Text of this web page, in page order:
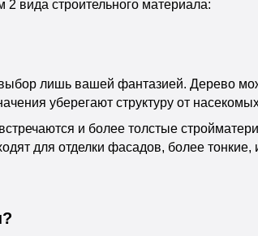
вида строительного материала:
лишь вашей фантазией. Дерево
уберегают структуру от
и более толстые
для отделки фасадов, более